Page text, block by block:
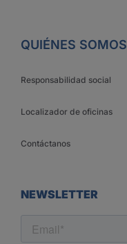
QUIÉNES SOMOS
Responsabilidad social
Localizador de oficinas
Contáctanos
NEWSLETTER